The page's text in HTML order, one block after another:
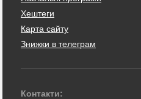
Хештеги
Карта сайту
Знижки в телеграм
Контакти: